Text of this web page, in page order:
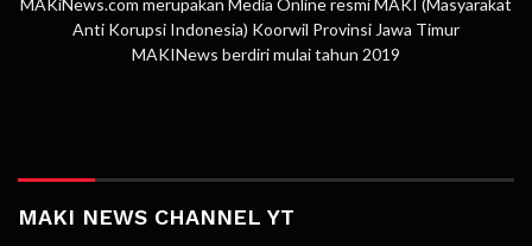
MAKiNews.com merupakan Media Online resmi MAKI (Masyarakat
Anti Korupsi Indonesia) Koorwil Provinsi Jawa Timur
MAKINews berdiri mulai tahun 2019
MAKI NEWS CHANNEL YT